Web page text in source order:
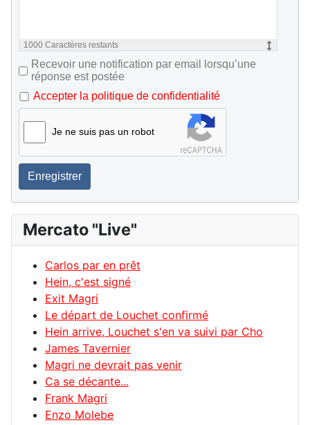
1000 Caractères restants
Recevoir une notification par email lorsqu’une
réponse est postée
Accepter la politique de confidentialité
Je ne suis pas un robot
Enregistrer
Mercato "Live"
Carlos par en prêt
Hein, c'est signé
Exit Magri
Le départ de Louchet confirmé
Hein arrive, Louchet s'en va suivi par Cho
James Tavernier
Magri ne devrait pas venir
Ca se décante...
Frank Magri
Enzo Molebe